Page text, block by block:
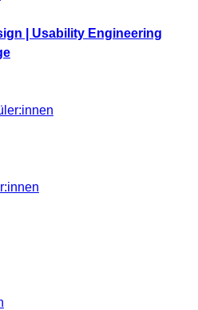
| Usability Engineering